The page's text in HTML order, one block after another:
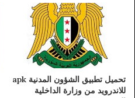
تحميل تطبيق الشؤون المدنية apk
للاندرويد من وزارة الداخلية